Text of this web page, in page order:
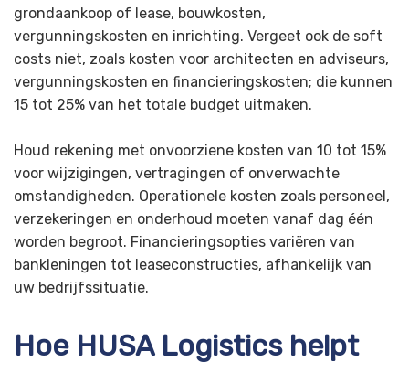
grondaankoop of lease, bouwkosten,
vergunningskosten en inrichting. Vergeet ook de soft
costs niet, zoals kosten voor architecten en adviseurs,
vergunningskosten en financieringskosten; die kunnen
15 tot 25% van het totale budget uitmaken.
Houd rekening met onvoorziene kosten van 10 tot 15%
voor wijzigingen, vertragingen of onverwachte
omstandigheden. Operationele kosten zoals personeel,
verzekeringen en onderhoud moeten vanaf dag één
worden begroot. Financieringsopties variëren van
bankleningen tot leaseconstructies, afhankelijk van
uw bedrijfssituatie.
Hoe HUSA Logistics helpt